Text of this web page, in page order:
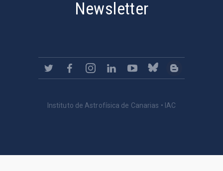
Newsletter
Instituto de Astrofísica de Canarias • IAC